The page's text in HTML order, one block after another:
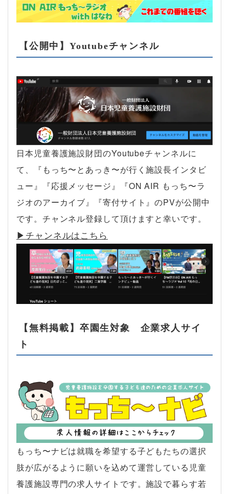
【公開中】Youtubeチャンネル
日本児童養護施設財団のYoutubeチャンネルに
て、『もっち〜とあっき〜が行く施設長インタビ
ュー』『応援メッセージ』『ON AIR もっち〜ラ
ジオのアーカイブ』『寄付サイト』のPVが公開中
です。チャンネル登録して頂けますと幸いです。
▶︎チャンネルはこちら
【無料掲載】卒園生対象 企業求人サイ
ト
もっち〜ナビは就職を希望する子どもたちの選択
肢が広がるように願いを込めて運営している児童
養護施設専門の求人サイトです。施設で暮らす若